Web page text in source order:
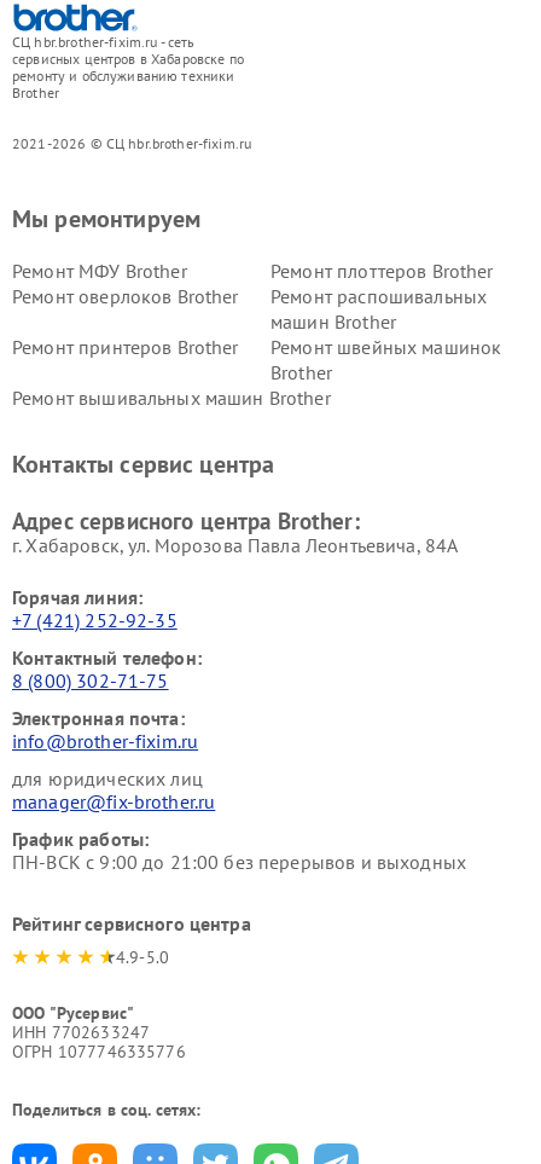
СЦ hbr.brother-fixim.ru - сеть
сервисных центров в Хабаровске по
ремонту и обслуживанию техники
Brother
2021-2026 © СЦ hbr.brother-fixim.ru
Мы ремонтируем
Ремонт МФУ Brother
Ремонт плоттеров Brother
Ремонт оверлоков Brother
Ремонт распошивальных
машин Brother
Ремонт принтеров Brother
Ремонт швейных машинок
Brother
Ремонт вышивальных машин Brother
Контакты сервис центра
Адрес сервисного центра Brother:
г. Хабаровск, ул. Морозова Павла Леонтьевича, 84А
Горячая линия:
+7 (421) 252-92-35
Контактный телефон:
8 (800) 302-71-75
Электронная почта:
info@brother-fixim.ru
для юридических лиц
manager@fix-brother.ru
График работы:
ПН-ВСК с 9:00 до 21:00 без перерывов и выходных
Рейтинг сервисного центра
4.9-5.0
ООО "Русервис"
ИНН 7702633247
ОГРН 1077746335776
Поделиться в соц. сетях: